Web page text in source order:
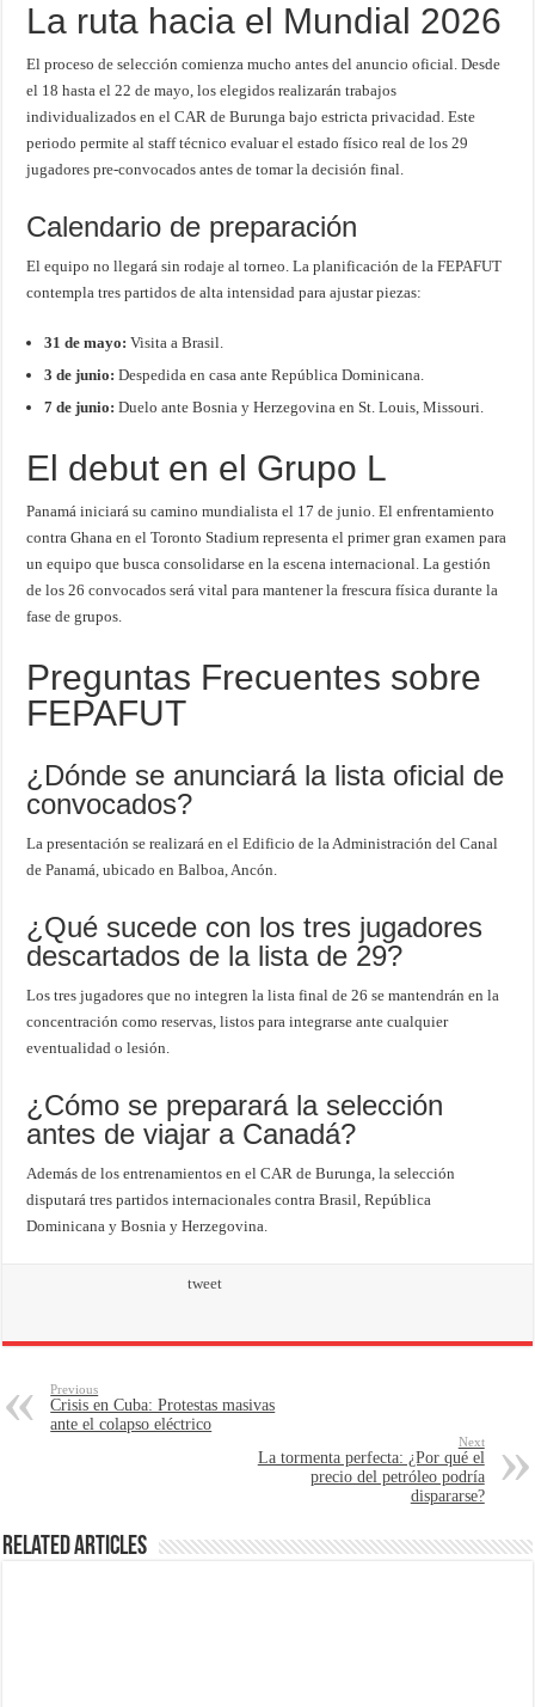
La ruta hacia el Mundial 2026
El proceso de selección comienza mucho antes del anuncio oficial. Desde
el 18 hasta el 22 de mayo, los elegidos realizarán trabajos
individualizados en el CAR de Burunga bajo estricta privacidad. Este
periodo permite al staff técnico evaluar el estado físico real de los 29
jugadores pre-convocados antes de tomar la decisión final.
Calendario de preparación
El equipo no llegará sin rodaje al torneo. La planificación de la FEPAFUT
contempla tres partidos de alta intensidad para ajustar piezas:
31 de mayo: Visita a Brasil.
3 de junio: Despedida en casa ante República Dominicana.
7 de junio: Duelo ante Bosnia y Herzegovina en St. Louis, Missouri.
El debut en el Grupo L
Panamá iniciará su camino mundialista el 17 de junio. El enfrentamiento
contra Ghana en el Toronto Stadium representa el primer gran examen para
un equipo que busca consolidarse en la escena internacional. La gestión
de los 26 convocados será vital para mantener la frescura física durante la
fase de grupos.
Preguntas Frecuentes sobre
FEPAFUT
¿Dónde se anunciará la lista oficial de
convocados?
La presentación se realizará en el Edificio de la Administración del Canal
de Panamá, ubicado en Balboa, Ancón.
¿Qué sucede con los tres jugadores
descartados de la lista de 29?
Los tres jugadores que no integren la lista final de 26 se mantendrán en la
concentración como reservas, listos para integrarse ante cualquier
eventualidad o lesión.
¿Cómo se preparará la selección
antes de viajar a Canadá?
Además de los entrenamientos en el CAR de Burunga, la selección
disputará tres partidos internacionales contra Brasil, República
Dominicana y Bosnia y Herzegovina.
tweet
Previous
Crisis en Cuba: Protestas masivas
ante el colapso eléctrico
Next
La tormenta perfecta: ¿Por qué el
precio del petróleo podría
dispararse?
Related Articles